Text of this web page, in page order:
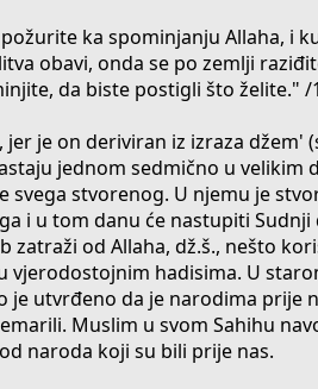
ka spominjanju Allaha, i
obavi, onda se po zemlji
da biste postigli što želite." /
je on deriviran iz izraza džem'
jednom sedmično u velikim
svega stvorenog. U njemu je
i u tom danu će nastupiti
zatraži od Allaha, dž.š., nešto
vjerodostojnim hadisima. U
je utvrđeno da je narodima prije
Muslim u svom Sahihu
naroda koji su bili prije nas.